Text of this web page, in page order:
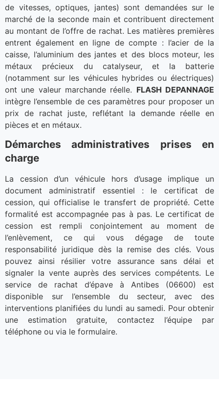
de vitesses, optiques, jantes) sont demandées sur le
marché de la seconde main et contribuent directement
au montant de l’offre de rachat. Les matières premières
entrent également en ligne de compte : l’acier de la
caisse, l’aluminium des jantes et des blocs moteur, les
métaux précieux du catalyseur, et la batterie
(notamment sur les véhicules hybrides ou électriques)
ont une valeur marchande réelle. FLASH DEPANNAGE
intègre l’ensemble de ces paramètres pour proposer un
prix de rachat juste, reflétant la demande réelle en
pièces et en métaux.
Démarches administratives prises en
charge
La cession d’un véhicule hors d’usage implique un
document administratif essentiel : le certificat de
cession, qui officialise le transfert de propriété. Cette
formalité est accompagnée pas à pas. Le certificat de
cession est rempli conjointement au moment de
l’enlèvement, ce qui vous dégage de toute
responsabilité juridique dès la remise des clés. Vous
pouvez ainsi résilier votre assurance sans délai et
signaler la vente auprès des services compétents. Le
service de rachat d’épave à Antibes (06600) est
disponible sur l’ensemble du secteur, avec des
interventions planifiées du lundi au samedi. Pour obtenir
une estimation gratuite, contactez l’équipe par
téléphone ou via le formulaire.